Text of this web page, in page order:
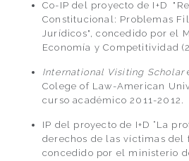
Co-IP del proyecto de I+D
Constitucional: Problemas
Jurídicos", concedido por el
Economía y Competitividad
International Visiting Scholar
Colege of Law-American
curso académico 2011-2012.
IP del proyecto de I+D “La
derechos de las víctimas del
concedido por el ministerio